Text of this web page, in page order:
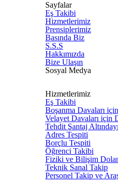
Sayfalar
Eş Takibi
Hizmetlerimiz
Prensiplerimiz
Basında Biz
S.S.S
Hakkımızda
Bize Ulaşın
Sosyal Medya
Hizmetlerimiz
Eş Takibi
Boşanma Davaları
Velayet Davaları için
Tehdit Şantaj
Adres Tespiti
Borçlu Tespiti
Öğrenci Takibi
Fiziki ve Bilişim
Teknik Sanal Takip
Personel Takip ve